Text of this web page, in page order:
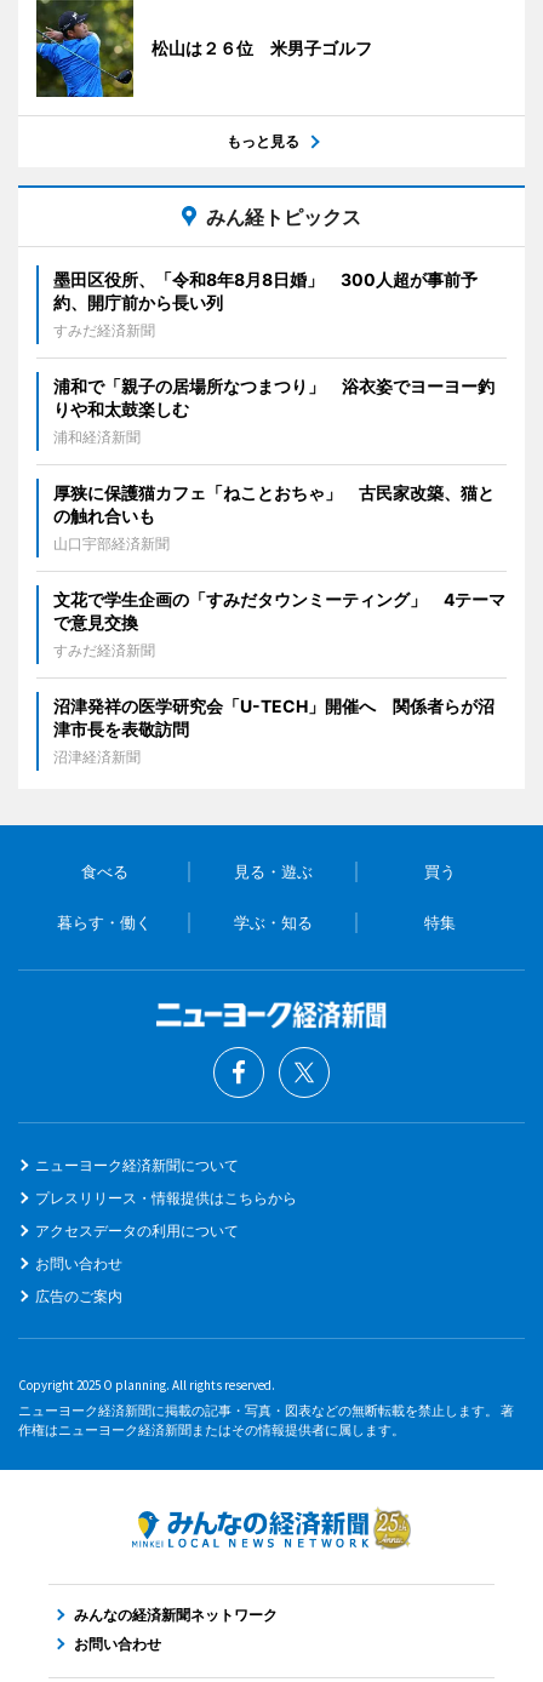
松山は２６位 米男子ゴルフ
もっと見る
みん経トピックス
墨田区役所、「令和8年8月8日婚」 300人超が事前予
約、開庁前から長い列
すみだ経済新聞
浦和で「親子の居場所なつまつり」 浴衣姿でヨーヨー釣
りや和太鼓楽しむ
浦和経済新聞
厚狭に保護猫カフェ「ねことおちゃ」 古民家改築、猫と
の触れ合いも
山口宇部経済新聞
文花で学生企画の「すみだタウンミーティング」 4テーマ
で意見交換
すみだ経済新聞
沼津発祥の医学研究会「U-TECH」開催へ 関係者らが沼
津市長を表敬訪問
沼津経済新聞
食べる 見る・遊ぶ 買う
暮らす・働く 学ぶ・知る 特集
ニューヨーク経済新聞について
プレスリリース・情報提供はこちらから
アクセスデータの利用について
お問い合わせ
広告のご案内
Copyright 2025 O planning. All rights reserved.
ニューヨーク経済新聞に掲載の記事・写真・図表などの無断転載を禁止します。 著
作権はニューヨーク経済新聞またはその情報提供者に属します。
みんなの経済新聞ネットワーク
お問い合わせ